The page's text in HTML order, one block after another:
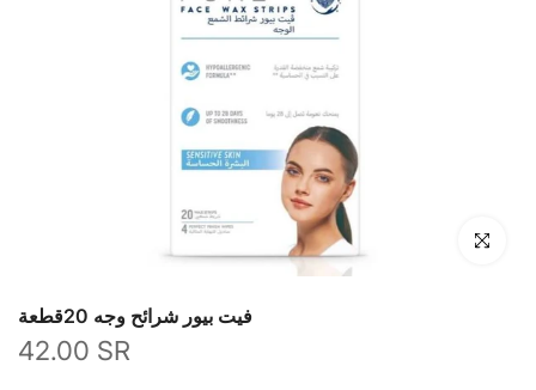
انقر للتكبير
فيت بيور شرائح وجه 20قطعة
42.00 SR